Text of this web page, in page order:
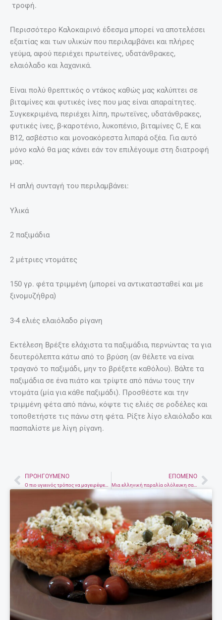
τροφή.
Περισσότερο Καλοκαιρινό έδεσμα μπορεί να αποτελέσει
εξαιτίας και των υλικών που περιλαμβάνει και πλήρες
γεύμα, αφού περιέχει πρωτείνες, υδατάνθρακες,
ελαιόλαδο και λαχανικά.
Είναι πολύ θρεπτικός ο ντάκος καθώς μας καλύπτει σε
βιταμίνες και φυτικές ίνες που μας είναι απαραίτητες.
Συγκεκριμένα, περιέχει λίπη, πρωτεϊνες, υδατάνθρακες,
φυτικές ίνες, β-καροτένιο, λυκοπένιο, βιταμίνες C, E και
Β12, ασβέστιο και μονοακόρεστα λιπαρά οξέα. Για αυτό
μόνο καλό θα μας κάνει εάν τον επιλέγουμε στη διατροφή
μας.
Η απλή συνταγή του περιλαμβάνει:
Υλικά
2 παξιμάδια
2 μέτριες ντομάτες
150 γρ. φέτα τριμμένη (μπορεί να αντικατασταθεί και με
ξινομυζήθρα)
3-4 ελιές ελαιόλαδο ρίγανη
Εκτέλεση Βρέξτε ελάχιστα τα παξιμάδια, περνώντας τα για
δευτερόλεπτα κάτω από το βρύση (αν θέλετε να είναι
τραγανό το παξιμάδι, μην το βρέξετε καθόλου). Βάλτε τα
παξιμάδια σε ένα πιάτο και τρίψτε από πάνω τους την
ντομάτα (μία για κάθε παξιμάδι). Προσθέστε και την
τριμμένη φέτα από πάνω, κόψτε τις ελιές σε ροδέλες και
τοποθετήστε τις πάνω στη φέτα. Ρίξτε λίγο ελαιόλαδο και
πασπαλίστε με λίγη ρίγανη.
Prev
ΠΡΟΗΓΟΎΜΕΝΟ ΕΠΌΜΕΝΟ